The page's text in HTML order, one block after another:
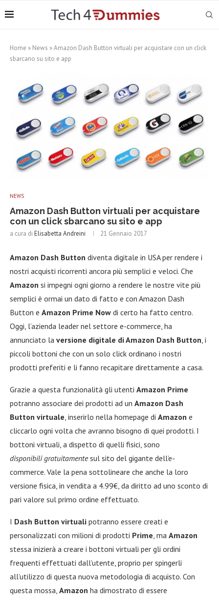
Home » News »Amazon Dash Button virtuali per acquistare con un click
sbarcano su sito e app
NEWS
Amazon Dash Button virtuali per acquistare
con un click sbarcano su sito e app
a cura di Elisabetta Andreini 21 Gennaio 2017
Amazon Dash Button diventa digitale in USA per rendere i
nostri acquisti ricorrenti ancora più semplici e veloci. Che
Amazon si impegni ogni giorno a rendere le nostre vite più
semplici è ormai un dato di fatto e con Amazon Dash
Button e Amazon Prime Now di certo ha fatto centro.
Oggi, l’azienda leader nel settore e-commerce, ha
annunciato la versione digitale di Amazon Dash Button , i
piccoli bottoni che con un solo click ordinano i nostri
prodotti preferiti e li fanno recapitare direttamente a casa.
Grazie a questa funzionalità gli utenti Amazon Prime
potranno associare dei prodotti ad un Amazon Dash
Button virtuale , inserirlo nella homepage di Amazon e
cliccarlo ogni volta che avranno bisogno di quei prodotti. I
bottoni virtuali, a dispetto di quelli fisici, sono
disponibili gratuitamentesul sito del gigante dell’e-
commerce. Vale la pena sottolineare che anche la loro
versione fisica, in vendita a 4.99€, da diritto ad uno sconto di
pari valore sul primo ordine effettuato.
I Dash Button virtuali potranno essere creati e
personalizzati con milioni di prodotti Prime , ma Amazon
stessa inizierà a creare i bottoni virtuali per gli ordini
frequenti effettuati dall’utente, proprio per spingerli
all’utilizzo di questa nuova metodologia di acquisto. Con
questa mossa, Amazon ha dimostrato di essere